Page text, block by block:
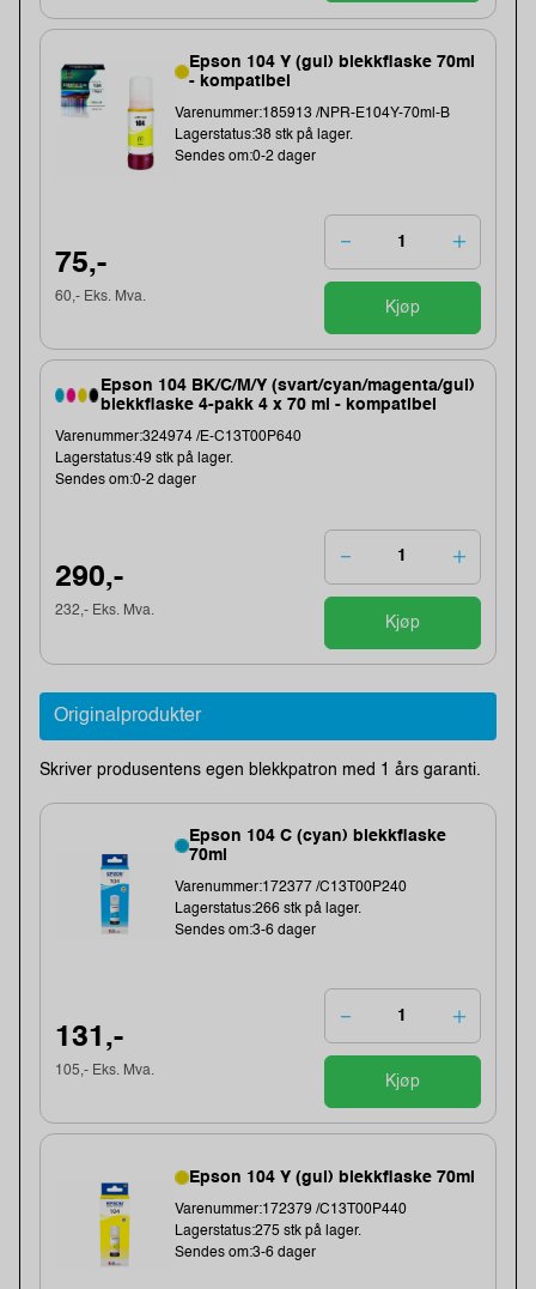
Epson 104 Y (gul) blekkflaske 70ml
- kompatibel
Varenummer:185913 /NPR-E104Y-70ml-B
Lagerstatus:38 stk på lager.
Sendes om:0-2 dager
75,-
60,- Eks. Mva.
Kjøp
Epson 104 BK/C/M/Y (svart/cyan/magenta/gul)
blekkflaske 4-pakk 4 x 70 ml - kompatibel
Varenummer:324974 /E-C13T00P640
Lagerstatus:49 stk på lager.
Sendes om:0-2 dager
290,-
232,- Eks. Mva.
Kjøp
Originalprodukter
Skriver produsentens egen blekkpatron med 1 års garanti.
Epson 104 C (cyan) blekkflaske
70ml
Varenummer:172377 /C13T00P240
Lagerstatus:266 stk på lager.
Sendes om:3-6 dager
131,-
105,- Eks. Mva.
Kjøp
Epson 104 Y (gul) blekkflaske 70ml
Varenummer:172379 /C13T00P440
Lagerstatus:275 stk på lager.
Sendes om:3-6 dager